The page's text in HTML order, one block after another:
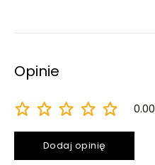
Opinie
0.00
Dodaj opinię